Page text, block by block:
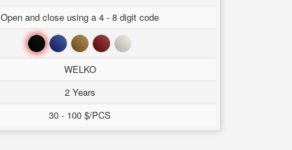
Open and close using a 4 - 8 digit code
Đen Xanh Nâu Đỏ Trắng
WELKO
2 Years
30 - 100 $/PCS